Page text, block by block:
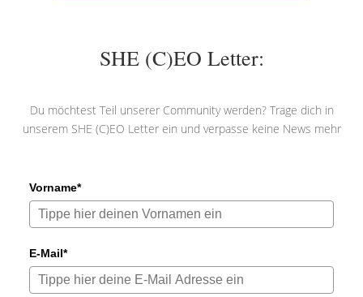
SHE (C)EO Letter:
Du möchtest Teil unserer Community werden? Trage dich in
unserem SHE (C)EO Letter ein und verpasse keine News mehr
Vorname*
E-Mail*